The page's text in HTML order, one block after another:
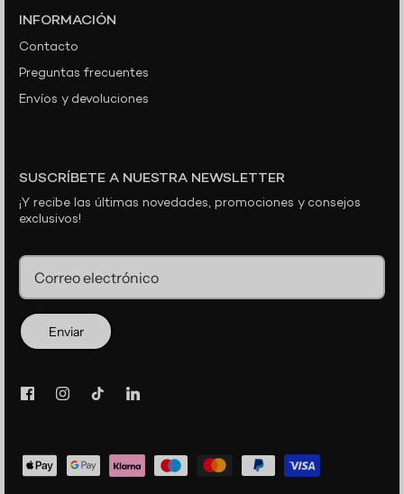
INFORMACIÓN
Contacto
Preguntas frecuentes
Envíos y devoluciones
SUSCRÍBETE A NUESTRA NEWSLETTER
¡Y recibe las últimas novedades, promociones y consejos
exclusivos!
Enviar